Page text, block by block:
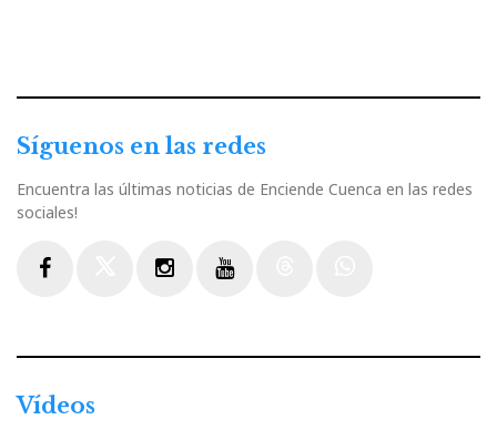
Síguenos en las redes
Encuentra las últimas noticias de Enciende Cuenca en las redes
sociales!
Vídeos